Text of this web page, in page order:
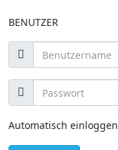
BENUTZER
Automatisch einloggen